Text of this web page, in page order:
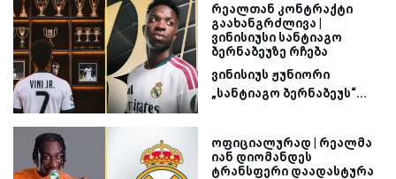
რეალთან კონტრაქტი
გაახანგრძლივა |
ვინისიუსი სანტიაგო
ბერნაბეუზე რჩება
ვინისიუს ჟუნიორი
„სანტიაგო ბერნაბეუს“...
ოფიციალურად | რეალმა
იან დიომანდეს
ტრანსფერი დაადასტურა